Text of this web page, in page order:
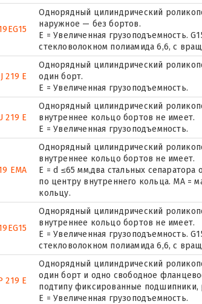
Однорядный цилиндрический
наружное — без бортов.
E = Увеличенная грузоподъемность.
стекловолокном полиамида 6,6, с
219 E
Однорядный цилиндрический
один борт.
Е = Увеличенная грузоподъемность.
219 E
Однорядный цилиндрический
внутреннее кольцо бортов не имеет.
Е = Увеличенная грузоподъемность.
EMA
Однорядный цилиндрический
внутреннее кольцо бортов не имеет.
E = d ≤65 мм,два стальных
по центру внутреннего кольца. MA =
кольцу.
Однорядный цилиндрический
внутреннее кольцо бортов не имеет.
E = Увеличенная грузоподъемность.
стекловолокном полиамида 6,6, с
219 E
Однорядный цилиндрический
один борт и одно свободное
подтипу фиксированные подшипники,
Е = Увеличенная грузоподъемность.